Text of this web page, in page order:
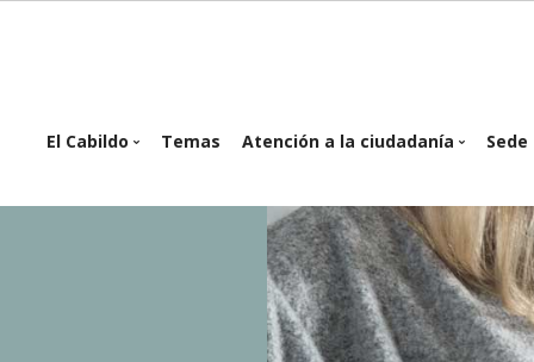
El Cabildo Temas Atención a la ciudadanía
Atención presencial
Atención telemática
Cita Previa
Buzón Ciudadanos